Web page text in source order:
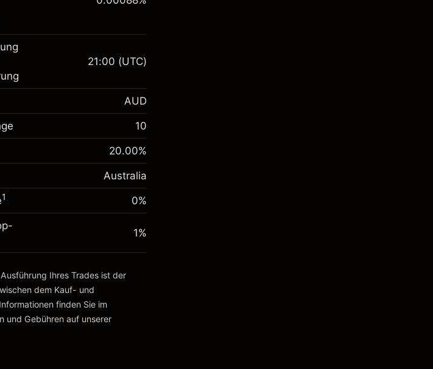
Positionswert
-0.022801
(-A$1.14)
Hebelwirkung
~A$4,000.00
A$1,000.00
Positionswert
0.000884
%
(A$0.04)
Hebelwirkung
~A$4,000.00
21:00 (UTC)
AUD
10
20.00%
Australia
1 0%
1%
Ihres Trades ist der
dem Kauf- und
finden Sie im
und Gebühren auf unserer